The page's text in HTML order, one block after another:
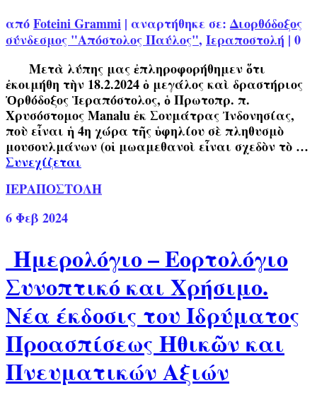
απόFoteini Grammi | αναρτήθηκε σε:Διορθόδοξος
σύνδεσμος "Απόστολος Παύλος", Ιεραποστολή | 0
Μετὰ λύπης μας ἐπληροφορήθημεν ὅτι
ἐκοιμήθη τὴν 18.2.2024 ὁ μεγάλος καὶ δραστήριος
Ὀρθόδοξος Ἱεραπόστολος, ὁ Πρωτοπρ. π.
Χρυσόστομος Manalu ἐκ Σουμάτρας Ἰνδονησίας,
ποὺ εἶναι ἡ 4η χώρα τῆς ὑφηλίου σὲ πληθυσμὸ
μουσουλμάνων (οἱ μωαμεθανοὶ εἶναι σχεδὸν τὸ …
Συνεχίζεται
ΙΕΡΑΠΟΣΤΟΛΗ
6Φεβ 2024
Ημερολόγιο – Εορτολόγιο
Συνοπτικό και Χρήσιμο.
Νέα έκδοσις του Ιδρύματος
Προασπίσεως Ηθικῶν και
Πνευματικών Αξιών